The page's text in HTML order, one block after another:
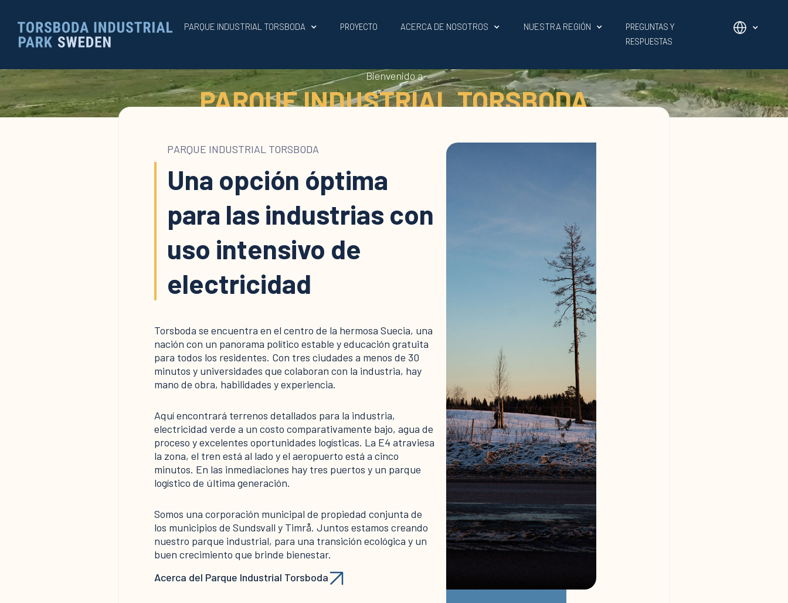
PARQUE INDUSTRIAL TORSBODA PROYECTO ACERCA DE NOSOTROS NUESTRA REGIÓN
PREGUNTAS Y
RESPUESTAS
Bienvenido a
PARQUE INDUSTRIAL TORSBODA
PARQUE INDUSTRIAL TORSBODA
Una opción óptima
para las industrias con
uso intensivo de
electricidad
Torsboda se encuentra en el centro de la hermosa Suecia, una
nación con un panorama político estable y educación gratuita
para todos los residentes. Con tres ciudades a menos de 30
minutos y universidades que colaboran con la industria, hay
mano de obra, habilidades y experiencia.
Aquí encontrará terrenos detallados para la industria,
electricidad verde a un costo comparativamente bajo, agua de
proceso y excelentes oportunidades logísticas. La E4 atraviesa
la zona, el tren está al lado y el aeropuerto está a cinco
minutos. En las inmediaciones hay tres puertos y un parque
logístico de última generación.
Somos una corporación municipal de propiedad conjunta de
los municipios de Sundsvall y Timrå. Juntos estamos creando
nuestro parque industrial, para una transición ecológica y un
buen crecimiento que brinde bienestar.
Acerca del Parque Industrial Torsboda